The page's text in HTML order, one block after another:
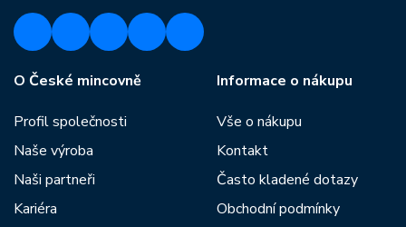
O České mincovně
Profil společnosti
Naše výroba
Naši partneři
Kariéra
Informace o nákupu
Vše o nákupu
Kontakt
Často kladené dotazy
Obchodní podmínky